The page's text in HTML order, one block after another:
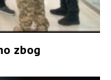
zbog